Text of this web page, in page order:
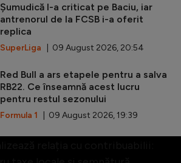
Șumudică l-a criticat pe Baciu, iar
antrenorul de la FCSB i-a oferit
replica
SuperLiga | 09 August 2026, 20:54
Red Bull a ars etapele pentru a salva
RB22. Ce înseamnă acest lucru
pentru restul sezonului
Formula 1 | 09 August 2026, 19:39